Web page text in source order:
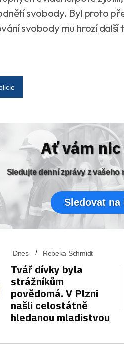
svobody. Byl proto
svobody mu hrozí
Ať vám
Sledujte denní zprávy z
Sledovat na
Dnes Rebeka Schmidt
Tvář dívky byla
strážníkům
povědomá. V Plzni
našli celostátně
hledanou mladistvou